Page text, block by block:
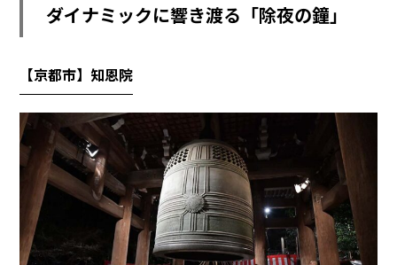
ダイナミックに響き渡る「除夜の鐘」
【京都市】知恩院